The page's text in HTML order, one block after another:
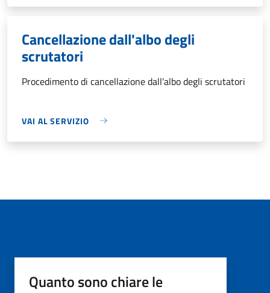
Cancellazione dall'albo degli
scrutatori
Procedimento di cancellazione dall'albo degli scrutatori
VAI AL SERVIZIO
Quanto sono chiare le